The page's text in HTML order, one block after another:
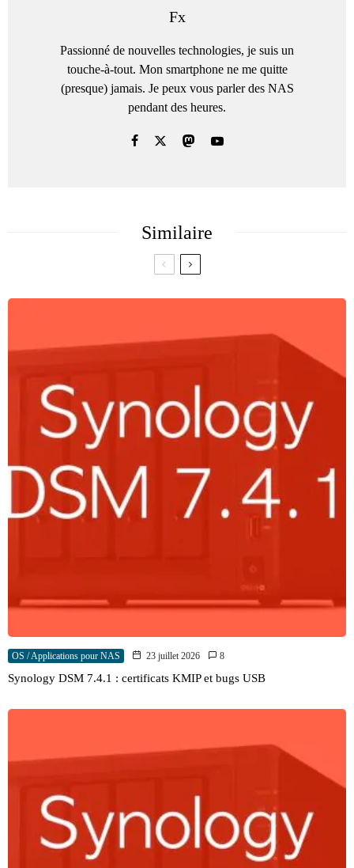
Fx
Passionné de nouvelles technologies, je suis un
touche-à-tout. Mon smartphone ne me quitte
(presque) jamais. Je peux vous parler des NAS
pendant des heures.
Similaire
OS / Applications pour NAS 23 juillet 2026 8
Synology DSM 7.4.1 : certificats KMIP et bugs USB